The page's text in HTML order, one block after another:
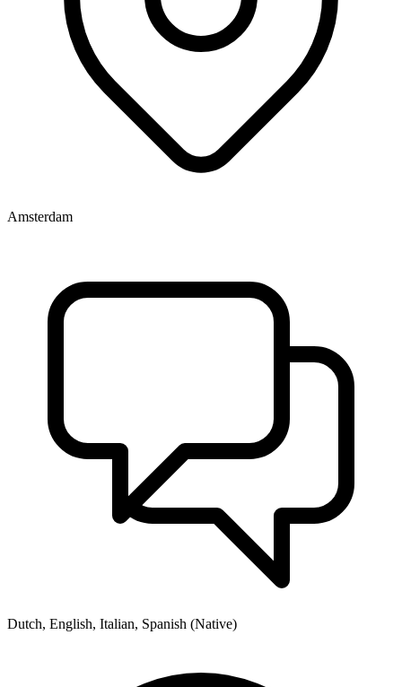
Amsterdam
Dutch, English, Italian, Spanish (Native)